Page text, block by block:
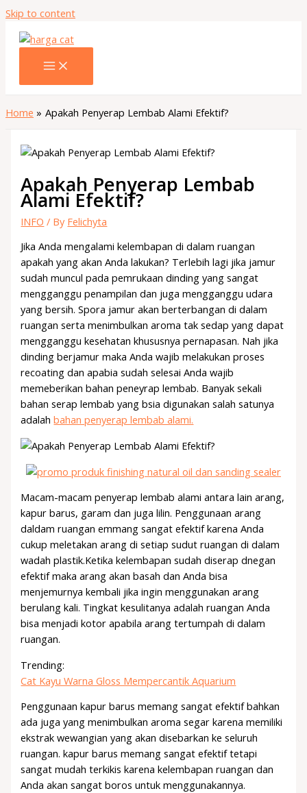
Skip to content
Home Apakah Penyerap Lembab Alami Efektif?
Apakah Penyerap Lembab
Alami Efektif?
INFO / By Felichyta
Jika Anda mengalami kelembapan di dalam ruangan
apakah yang akan Anda lakukan? Terlebih lagi jika jamur
sudah muncul pada pemrukaan dinding yang sangat
mengganggu penampilan dan juga mengganggu udara
yang bersih. Spora jamur akan berterbangan di dalam
ruangan serta menimbulkan aroma tak sedap yang dapat
mengganggu kesehatan khususnya pernapasan. Nah jika
dinding berjamur maka Anda wajib melakukan proses
recoating dan apabia sudah selesai Anda wajib
memeberikan bahan peneyrap lembab. Banyak sekali
bahan serap lembab yang bsia digunakan salah satunya
adalahbahan penyerap lembab alami.
Macam-macam penyerap lembab alami antara lain arang,
kapur barus, garam dan juga lilin. Penggunaan arang
daldam ruangan emmang sangat efektif karena Anda
cukup meletakan arang di setiap sudut ruangan di dalam
wadah plastik.Ketika kelembapan sudah diserap dnegan
efektif maka arang akan basah dan Anda bisa
menjemurnya kembali jika ingin menggunakan arang
berulang kali. Tingkat kesulitanya adalah ruangan Anda
bisa menjadi kotor apabila arang tertumpah di dalam
ruangan.
Trending:
Cat Kayu Warna Gloss Mempercantik Aquarium
Penggunaan kapur barus memang sangat efektif bahkan
ada juga yang menimbulkan aroma segar karena memiliki
ekstrak wewangian yang akan disebarkan ke seluruh
ruangan. kapur barus memang sangat efektif tetapi
sangat mudah terkikis karena kelembapan ruangan dan
Anda akan sangat boros untuk menggunakannya.